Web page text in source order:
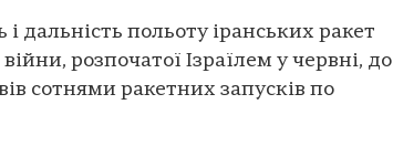
дальність польоту іранських ракет
розпочатої Ізраїлем у червні, до
сотнями ракетних запусків по